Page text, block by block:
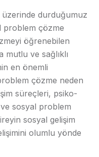
durduğumuz
problem çözme
öğrenebilen
mutlu ve sağlıklı
en önemli
çözme neden
süreçleri, psiko-
sosyal problem
sosyal gelişim
olumlu yönde